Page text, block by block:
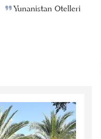
Yunanistan Otelleri